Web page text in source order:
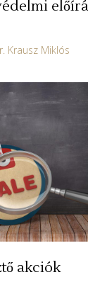
Krausz Miklós
akciók